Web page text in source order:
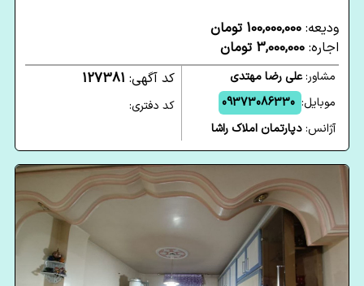
ودیعه: 100,000,000 تومان
اجاره: 3,000,000 تومان
مشاور:علی رضا مهتدی
موبایل: 09373086330
آژانس:دپارتمان املاک راشا
کد آگهی: 127381
کد دفتری: